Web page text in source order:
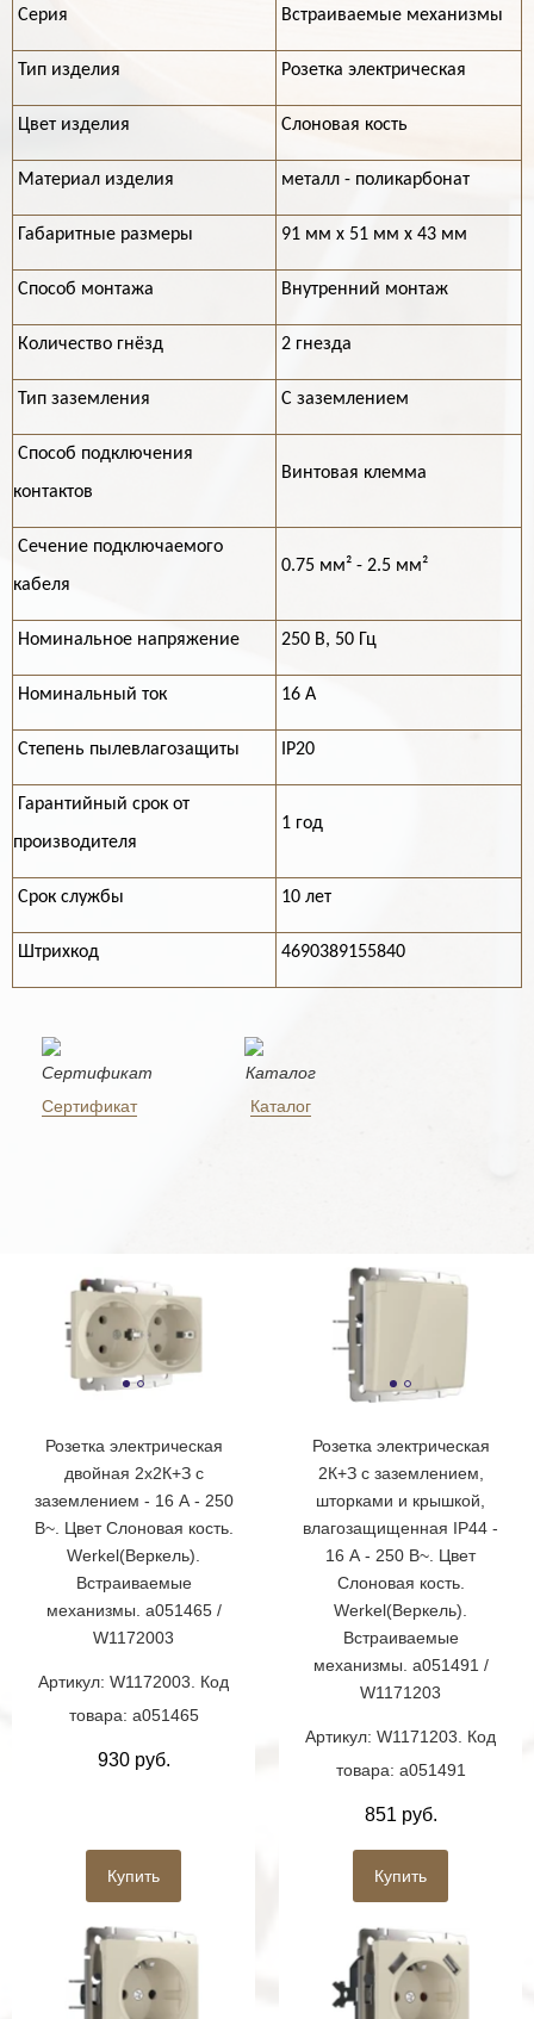
Серия Встраиваемые механизмы
Тип изделия Розетка электрическая
Цвет изделия Слоновая кость
Материал изделия металл - поликарбонат
Габаритные размеры 91 мм х 51 мм х 43 мм
Способ монтажа Внутренний монтаж
Количество гнёзд 2 гнезда
Тип заземления С заземлением
Способ подключения
контактов
Винтовая клемма
Cечение подключаемого
кабеля
0.75 мм² - 2.5 мм²
Номинальное напряжение 250 В, 50 Гц
Номинальный ток 16 А
Степень пылевлагозащиты IP20
Гарантийный срок от
производителя
1 год
Срок службы 10 лет
Штрихкод 4690389155840
Сертификат Каталог
Розетка электрическая
двойная 2х2К+З с
заземлением - 16 А - 250
В~. Цвет Слоновая кость.
Werkel(Веркель).
Встраиваемые
механизмы. a051465 /
W1172003
Артикул: W1172003. Код
товара: a051465
930 руб.
Купить
Розетка электрическая
2К+З с заземлением,
шторками и крышкой,
влагозащищенная IP44 -
16 А - 250 В~. Цвет
Слоновая кость.
Werkel(Веркель).
Встраиваемые
механизмы. a051491 /
W1171203
Артикул: W1171203. Код
товара: a051491
851 руб.
Купить